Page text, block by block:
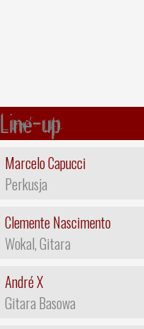
Line-up
Marcelo Capucci
Perkusja
Clemente Nascimento
Wokal, Gitara
André X
Gitara Basowa